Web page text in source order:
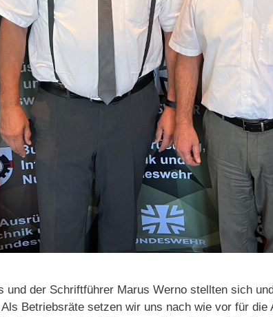
und der Schriftführer Marus Werno stellten sich
Betriebsräte setzen wir uns nach wie vor für